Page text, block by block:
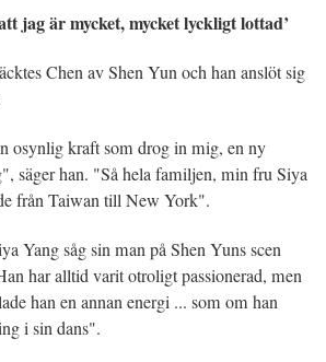
jag är mycket, mycket lyckligt lottad’
Chen av Shen Yun och han anslöt sig
osynlig kraft som drog in mig, en ny
säger han. "Så hela familjen, min fru Siya
från Taiwan till New York".
Yang såg sin man på Shen Yuns scen
har alltid varit otroligt passionerad, men
han en annan energi ... som om han
i sin dans".